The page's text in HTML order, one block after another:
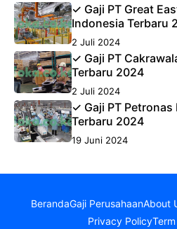
✓ Gaji PT Great
Indonesia Terbaru
2 Juli 2024
✓ Gaji PT
Terbaru 2024
2 Juli 2024
✓ Gaji PT Petronas
Terbaru 2024
19 Juni 2024
BerandaGaji PerusahaanAbout
Privacy Policy